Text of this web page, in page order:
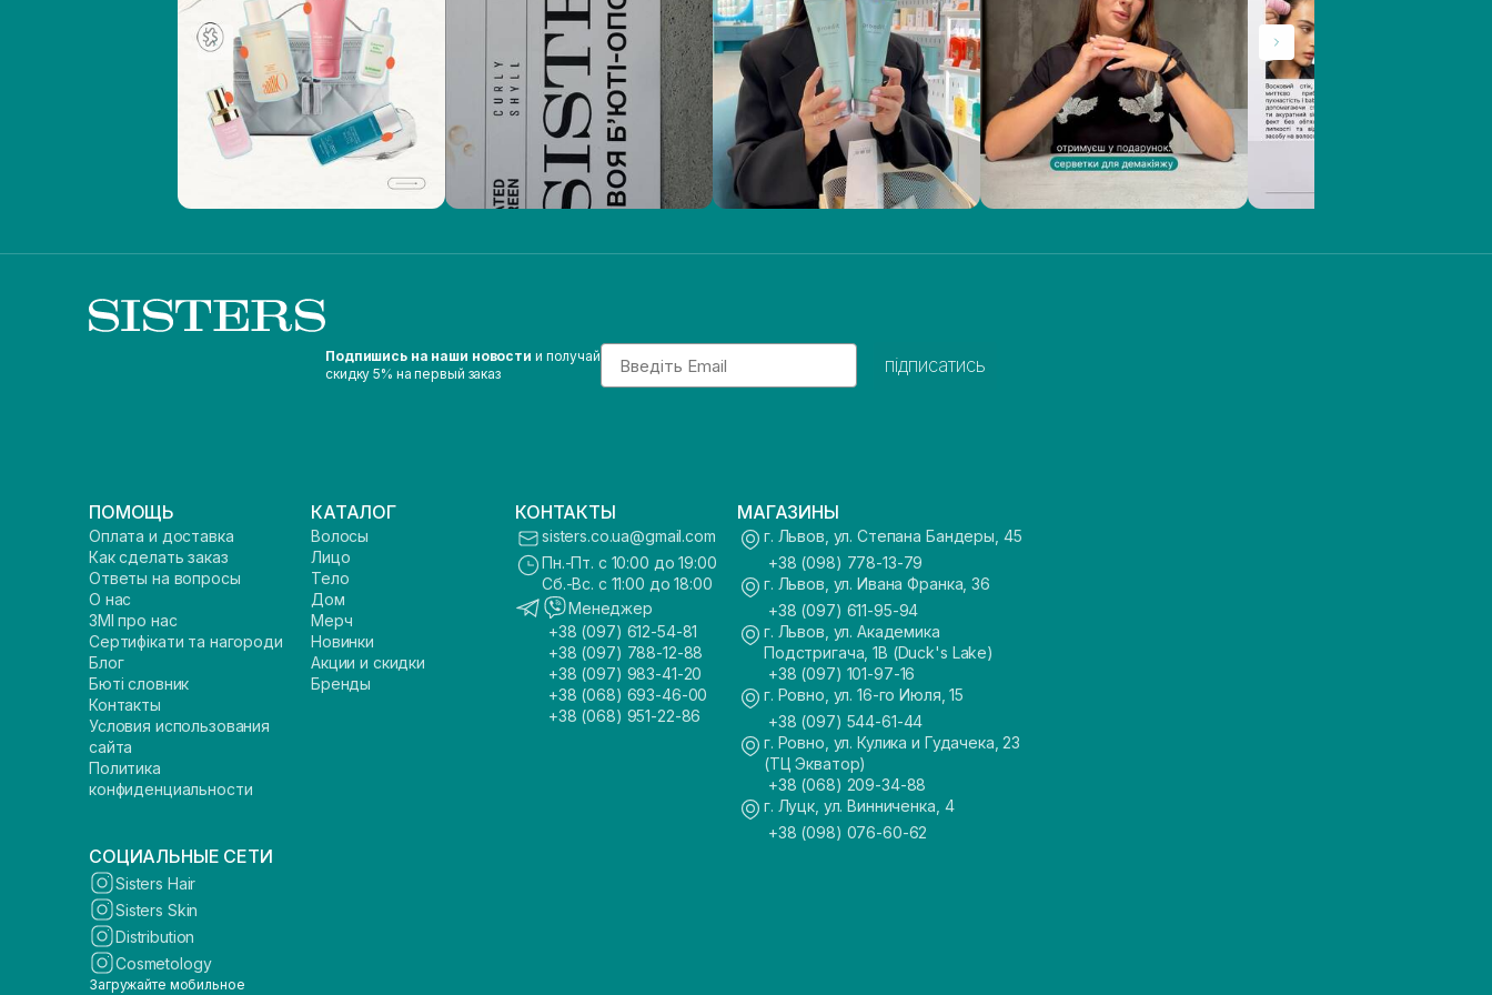
Подпишись на наши новости и получай
скидку 5% на первый заказ
Email
підписатись
ПОМОЩЬ
Оплата и доставка
Как сделать заказ
Ответы на вопросы
О нас
ЗМІ про нас
Сертифікати та нагороди
Блог
Бюті словник
Контакты
Условия использования
сайта
Политика
конфиденциальности
КАТАЛОГ
Волосы
Лицо
Тело
Дом
Мерч
Новинки
Акции и скидки
Бренды
КОНТАКТЫ
sisters.co.ua@gmail.com
Пн.-Пт. с 10:00 до 19:00
Сб.-Вс. с 11:00 до 18:00
Менеджер
+38 (097) 612-54-81
+38 (097) 788-12-88
+38 (097) 983-41-20
+38 (068) 693-46-00
+38 (068) 951-22-86
МАГАЗИНЫ
г. Львов, ул. Степана Бандеры, 45
+38 (098) 778-13-79
г. Львов, ул. Ивана Франка, 36
+38 (097) 611-95-94
г. Львов, ул. Академика
Подстригача, 1В (Duck's Lake)
+38 (097) 101-97-16
г. Ровно, ул. 16-го Июля, 15
+38 (097) 544-61-44
г. Ровно, ул. Кулика и Гудачека, 23
(ТЦ Экватор)
+38 (068) 209-34-88
г. Луцк, ул. Винниченка, 4
+38 (098) 076-60-62
СОЦИАЛЬНЫЕ СЕТИ
Sisters Hair
Sisters Skin
Distribution
Cosmetology
Загружайте мобильное